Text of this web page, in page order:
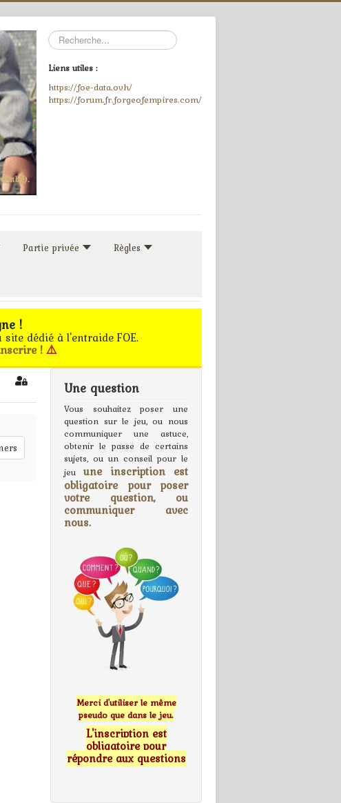
Rechercher
Liens utiles :
https://foe-data.ovh/
https://forum.fr.forgeofempires.com/
Partie privée Règles
!
dédié à l'entraide FOE.
!⚠️
Sign In Une question
Vous souhaitez poser une
question sur le jeu, ou nous
communiquer une astuce,
obtenir le passe de certains
sujets, ou un conseil pour le
jeu une inscription est
obligatoire pour poser
votre question, ou
communiquer avec
nous.
Merci d'utiliser le même
pseudo que dans le jeu.
L'inscription est
obligatoire pour
répondre aux questions